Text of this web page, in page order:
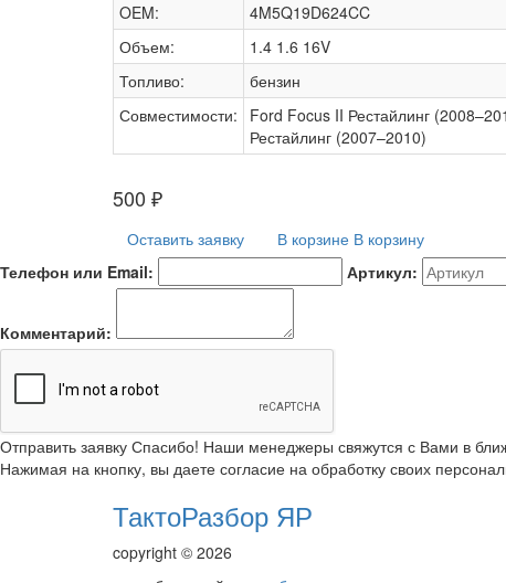
OEM:
4M5Q19D624CC
Объем:
1.4 1.6 16V
Топливо:
бензин
Совместимости:
Ford Focus II Рестайлинг
Рестайлинг (2007–2010)
500 ₽
Оставить заявку В корзине В корзину
Телефон или Email:
Артикул:
Комментарий:
Отправить заявку Спасибо! Наши менеджеры свяжутся с Вами в
Нажимая на кнопку, вы даете согласие на обработку своих
ТактоРазбор ЯР
copyright © 2026